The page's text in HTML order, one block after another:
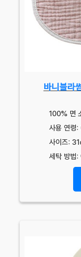
바니블라
100% 면
사용 연령
사이즈:
세탁 방법: